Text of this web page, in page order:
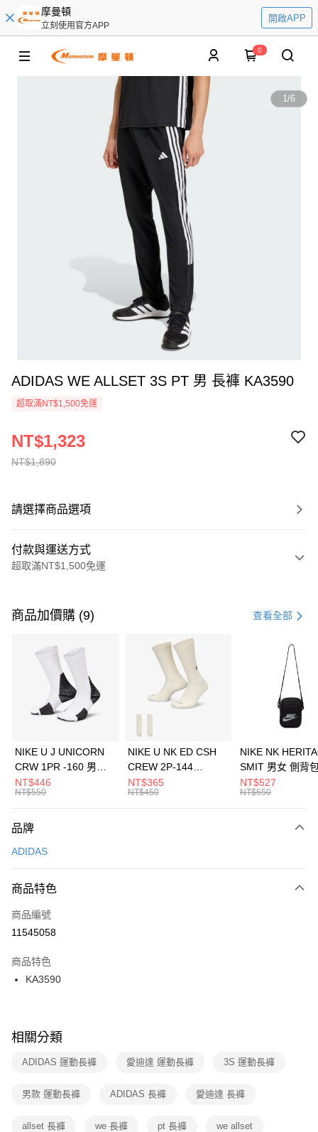
摩曼頓
立刻使用官方APP
開啟APP
0
1/6
ADIDAS WE ALLSET 3S PT 男 長褲 KA3590
超取滿NT$1,500免運
NT$1,890
NT$1,323
請選擇商品選項
付款與運送方式
超取滿NT$1,500免運
信用卡一次付款
3 期 0 利率 每期 21家銀行
合作金庫商業銀行
第一商業銀行
華南商業銀行
彰化商業銀行
上海商業儲蓄銀行
元大商業銀行
台灣樂天信用卡公司
Apple Pay
全盈+PAY
AFTEE先享後付
【關於「AFTEE先享後付」】
便利好安心！
３．安心：先確認商品／服務後，再付款。
【「AFTEE先享後付」結帳流程】
１．於結帳方式選擇「AFTEE先享後付」後，將跳轉至「AFTEE先享後付」
２．訂單成立數日內，您將收到繳費通知簡訊。
３．收到繳費通知簡訊後14天內，點擊此簡訊中的連結，可透過四大超商／
ATM／網路銀行／等多元方式進行付款，方視為交易完成。
※ 交易是否成功請以「AFTEE先享後付 」之結帳頁面顯示為準，若有關於
是否繳費成功／繳費後需取消欲退款等相關疑問，請聯繫「AFTEE先享後付
客戶支援中心」https://netprotections.freshdesk.com/support/home
１．透過由恩沛科技股份有限公司提供之「AFTEE先享後付」服務完成之交
權轉讓予恩沛科技股份有限公司。
運送方式
每筆NT$100，滿NT$1,500(含以上)免運費
宅配
每筆NT$100，滿NT$1,500(含以上)免運費
付款後門市自取
每筆NT$100，滿NT$1,500(含以上)免運費
商品加價購 (9) 查看全部
NIKE U J UNICORN
CRW 1PR -160 男女
中統襪 FZ3393100
NT$446
NT$550
NIKE U NK ED CSH
CREW 2P-144
EMBRDY 男女 短統襪
FZ3073133
NT$365
NT$450
NIKE NK
SMIT 男女 側背
BA5871010
NT$527
NT$650
品牌
ADIDAS
商品特色
商品編號
11545058
商品特色
KA3590
相關分類
ADIDAS 運動長褲 愛迪達 運動長褲 3S 運動長褲
男款 運動長褲 ADIDAS 長褲 愛迪達 長褲
allset 長褲 we 長褲 pt 長褲 we allset